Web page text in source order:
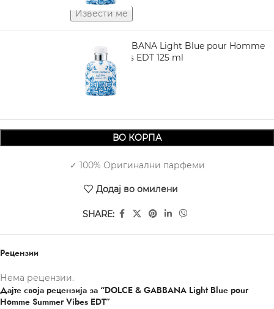
DOLCE & GABBANA Light Blue pour Homme
Summer Vibes EDT 125 ml
4.450,00
ВО КОРПА
✓ 100% Оригинални парфеми
Додај во омилени
SHARE:
Рецензии
Нема рецензии.
Дајте своја рецензија за “DOLCE & GABBANA Light Blue pour
Homme Summer Vibes EDT”